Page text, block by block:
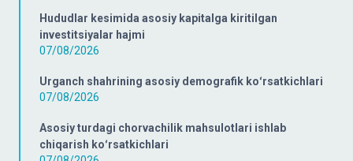
Hududlar kesimida asosiy kapitalga kiritilgan
investitsiyalar hajmi
07/08/2026
Urganch shahrining asosiy demografik koʻrsatkichlari
07/08/2026
Asosiy turdagi chorvachilik mahsulotlari ishlab
chiqarish koʻrsatkichlari